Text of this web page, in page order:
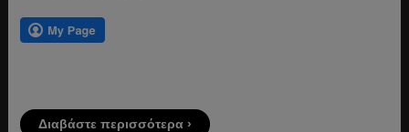
Διαβάστε περισσότερα ›